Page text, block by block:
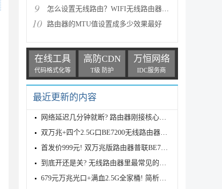
9 怎么设置无线路由？WIFI无线路由器入门设置教程
10 路由器的MTU值设置成多少效果最好
在线工具
代码格式化等
高防CDN
T级 防护
万恒网络
IDC服务商
最近更新的内容
网络延迟几分钟就断? 路由器刚接核心交换机正常几分钟
双万兆+四个2.5G口BE7200无线路由器! 普联TPLINK 7DR7
首发价999元! 双万兆版路由器普联BE7200发布
到底开还是关? 无线路由器里最常见的五个性能增强开关
679元万兆光口+满血2.5G全家桶! 简析中兴BE7200 MAX路